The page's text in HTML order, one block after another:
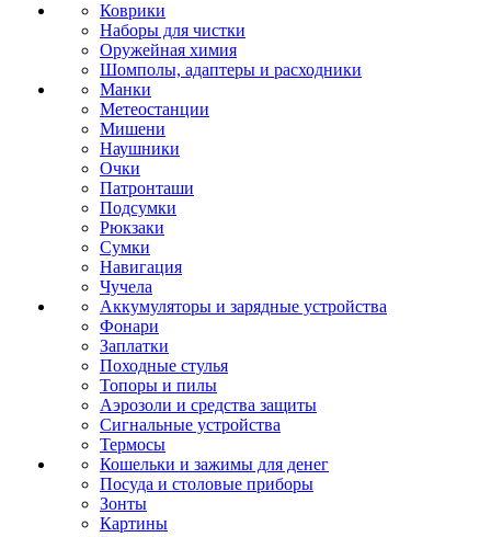
Коврики
Наборы для чистки
Оружейная химия
Шомполы, адаптеры и расходники
Манки
Метеостанции
Мишени
Наушники
Очки
Патронташи
Подсумки
Рюкзаки
Сумки
Навигация
Чучела
Аккумуляторы и зарядные устройства
Фонари
Заплатки
Походные стулья
Топоры и пилы
Аэрозоли и средства защиты
Сигнальные устройства
Термосы
Кошельки и зажимы для денег
Посуда и столовые приборы
Зонты
Картины